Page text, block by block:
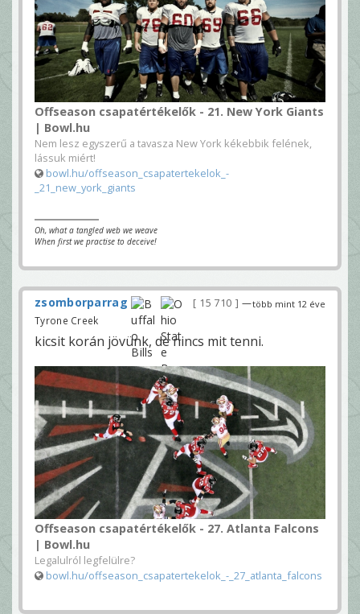
Offseason csapatértékelők - 21. New York Giants
| Bowl.hu
Nem lesz egyszerű a tavasza New York kékebbik felének,
lássuk miért!
bowl.hu/offseason_csapatertekelok_-
_21_new_york_giants
Oh, what a tangled web we weave
When first we practise to deceive!
több mint 12 éve
zsomborparrag 15 710
—
Tyrone Creek
kicsit korán jövünk, de nincs mit tenni.
Offseason csapatértékelők - 27. Atlanta Falcons
| Bowl.hu
Legalulról legfelülre?
bowl.hu/offseason_csapatertekelok_-_27_atlanta_falcons